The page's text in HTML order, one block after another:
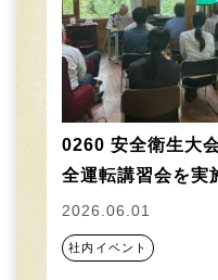
0260 安全衛生大
全運転講習会を実
2026.06.01
社内イベント